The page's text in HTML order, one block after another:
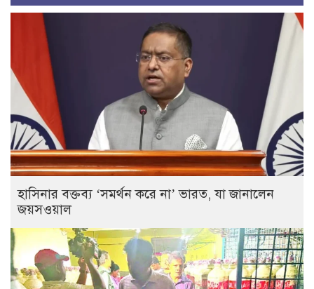
হাসিনার বক্তব্য ‘সমর্থন করে না’ ভারত, যা জানালেন
জয়সওয়াল